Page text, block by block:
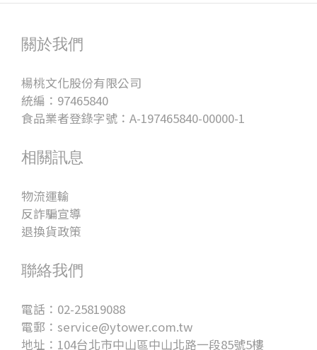
關於我們
楊桃文化股份有限公司
統編：97465840
食品業者登錄字號：A-197465840-00000-1
相關訊息
物流運輸
反詐騙宣導
退換貨政策
聯絡我們
電話：02-25819088
電郵：service@ytower.com.tw
地址：104台北市中山區中山北路一段85號5樓